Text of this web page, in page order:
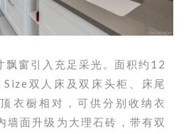
飘窗引入充足采光。面积约12
双人床及双床头柜、床尾
衣橱相对，可供分别收纳衣
墙面升级为大理石砖，带有双